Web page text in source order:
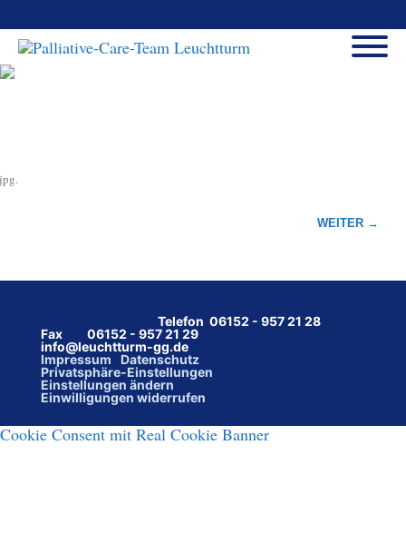
.
WEITER →
Telefon 06152 - 957 21 28
Fax 06152 - 957 21 29
info@leuchtturm-gg.de
Impressum
Datenschutz
Privatsphäre-Einstellungen
Einstellungen ändern
Einwilligungen widerrufen
Cookie Consent mit Real Cookie Banner